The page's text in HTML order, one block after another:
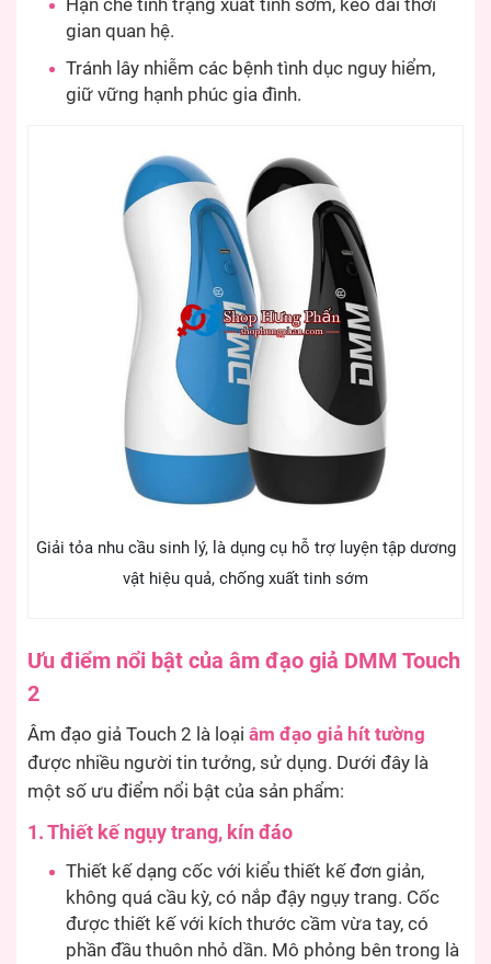
Hạn chế tình trạng xuất tinh sớm, kéo dài thời
gian quan hệ.
Tránh lây nhiễm các bệnh tình dục nguy hiểm,
giữ vững hạnh phúc gia đình.
Giải tỏa nhu cầu sinh lý, là dụng cụ hỗ trợ luyện tập dương
vật hiệu quả, chống xuất tinh sớm
Ưu điểm nổi bật của âm đạo giả DMM Touch
2
Âm đạo giả Touch 2 là loại âm đạo giả hít tường
được nhiều người tin tưởng, sử dụng. Dưới đây là
một số ưu điểm nổi bật của sản phẩm:
1. Thiết kế ngụy trang, kín đáo
Thiết kế dạng cốc với kiểu thiết kế đơn giản,
không quá cầu kỳ, có nắp đậy ngụy trang. Cốc
được thiết kế với kích thước cầm vừa tay, có
phần đầu thuôn nhỏ dần. Mô phỏng bên trong là